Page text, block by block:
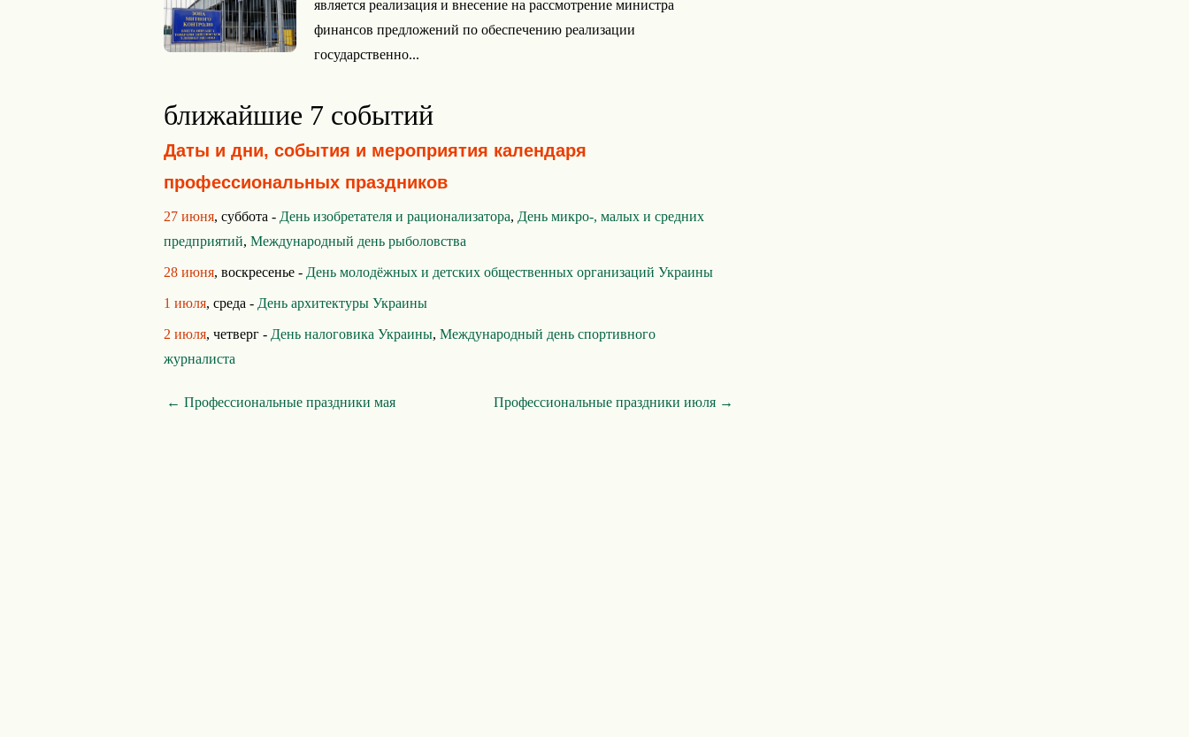
является реализация и внесение на рассмотрение министра
финансов предложений по обеспечению реализации
государственно...
ближайшие 7 событий
Даты и дни, события и мероприятия календаря
профессиональных праздников
27 июня, суббота - День изобретателя и рационализатора, День микро-, малых и средних
предприятий, Международный день рыболовства
28 июня, воскресенье - День молодёжных и детских общественных организаций Украины
1 июля, среда - День архитектуры Украины
2 июля, четверг - День налоговика Украины, Международный день спортивного
журналиста
← Профессиональные праздники мая Профессиональные праздники июля →